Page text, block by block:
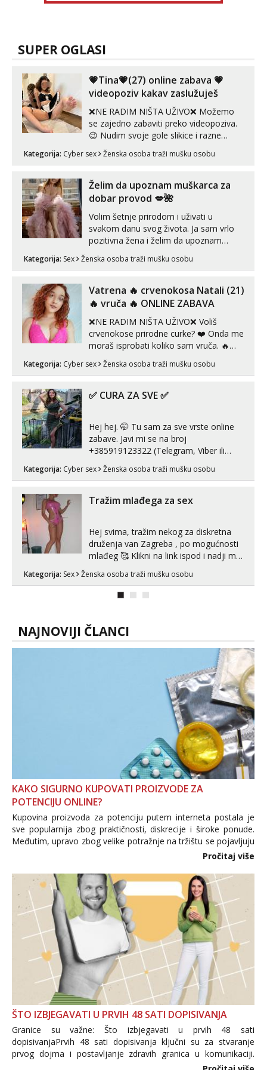
SUPER OGLASI
💗Tina💗(27) online zabava 💗
videopoziv kakav zaslužuješ
❌NE RADIM NIŠTA UŽIVO❌ Možemo
se zajedno zabaviti preko videopoziva.
😉 Nudim svoje gole slikice i razne
videouradke. 🤩 Za online zabavu pošalji
poruku na Whatsapp, Telegram ili Viber.
autentičnosti možeš me vidjeti na
videopozivu. 😉 S vama sam vec 5 ...
Kategorija: Cyber sex Ženska osoba traži mušku osobu
Želim da upoznam muškarca za
dobar provod 💋🌺
Volim šetnje prirodom i uživati u
svakom danu svog života. Ja sam vrlo
pozitivna žena i želim da upoznam
može i nešto više.💋🌺 Klikni na link
Kategorija: Sex Ženska osoba traži mušku osobu
Vatrena ‎️‍🔥 crvenokosa Natali (21)
‎️‍🔥 vruča‎ ️‍🔥 ONLINE ZABAVA
❌NE RADIM NIŠTA UŽIVO❌ Voliš
crvenokose prirodne curke? ❤️ Onda me
moraš isprobati koliko sam vruča.‎ ️‍🔥
MLADA vražica koja ima 100%
prorodne grudi, 💦 Misli su mi uvijek
U mojoj raznolikoj ponudi možeš
Kategorija: Cyber sex Ženska osoba traži mušku osobu
✅ CURA ZA SVE ✅
Hej hej. 🤭 Tu sam za sve vrste online
zabave. Javi mi se na broj
+385919123322 (Telegram, Viber ili
Whatsapp). 🤙 NE javljaj se na uzivo.
Hvala.
Kategorija: Cyber sex Ženska osoba traži mušku osobu
Tražim mlađega za sex
Hej svima, tražim nekog za diskretna
druženja van Zagreba , po mogućnosti
mlađeg 🥰 Klikni na link ispod i nadji me
Kategorija: Sex Ženska osoba traži mušku osobu
NAJNOVIJI ČLANCI
KAKO SIGURNO KUPOVATI PROIZVODE ZA
POTENCIJU ONLINE?
Kupovina proizvoda za potenciju putem interneta postala je
sve popularnija zbog praktičnosti, diskrecije i široke ponude.
Međutim, upravo zbog velike potražnje na tržištu se pojavljuju
i brojni krivotvoreni proizvodi, nepouzdane internetske
Pročitaj više
ŠTO IZBJEGAVATI U PRVIH 48 SATI DOPISIVANJA
Granice su važne: Što izbjegavati u prvih 48 sati
dopisivanjaPrvih 48 sati dopisivanja ključni su za stvaranje
prvog dojma i postavljanje zdravih granica u komunikaciji.
Važno je izbjeći prebrzo otkrivanje osobnih ili intimnih